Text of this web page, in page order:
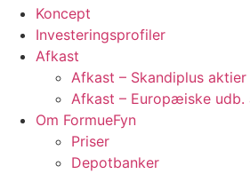
Koncept
Investeringsprofiler
Afkast
Afkast – Skandiplus aktier
Afkast – Europæiske udb.
Om FormueFyn
Priser
Depotbanker